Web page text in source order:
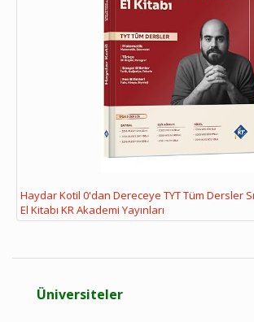
Haydar Kotil 0'dan Dereceye TYT Tüm Dersler
El Kitabı KR Akademi Yayınları
Üniversiteler